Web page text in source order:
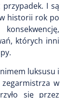
I są
historii rok po
których inni
luksusu i
zegarmistrza w
się przez